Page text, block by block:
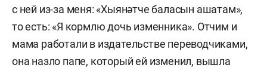
с ней из-за меня: «Хыянәтче баласын ашатам»,
то есть: «Я кормлю дочь изменника». Отчим и
мама работали в издательстве переводчиками,
она назло папе, который ей изменил, вышла